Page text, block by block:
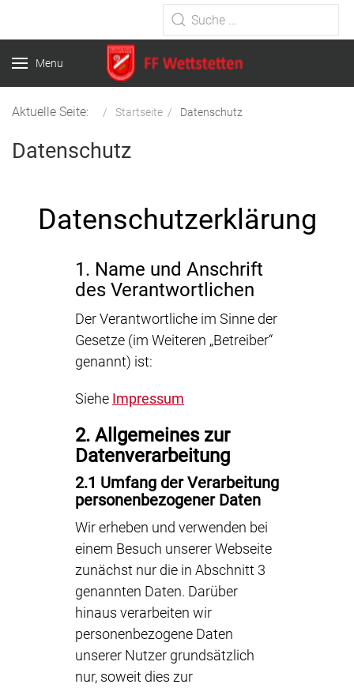
Type 2 or more characters for
results.
Menu
Aktuelle Seite: Startseite Datenschutz
Datenschutz
Datenschutzerklärung
1. Name und Anschrift
des Verantwortlichen
Der Verantwortliche im Sinne der
Gesetze (im Weiteren „Betreiber“
genannt) ist:
Siehe Impressum
2. Allgemeines zur
Datenverarbeitung
2.1 Umfang der Verarbeitung
personenbezogener Daten
Wir erheben und verwenden bei
einem Besuch unserer Webseite
zunächst nur die in Abschnitt 3
genannten Daten. Darüber
hinaus verarbeiten wir
personenbezogene Daten
unserer Nutzer grundsätzlich
nur, soweit dies zur